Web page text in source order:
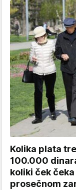
Kolika plata
100.000
koliki ček
prosečnom